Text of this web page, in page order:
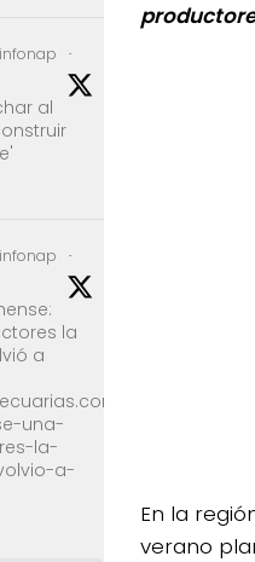
En la
verano
·
al
·
la
a
2026/08/04/
una-
la-
a-